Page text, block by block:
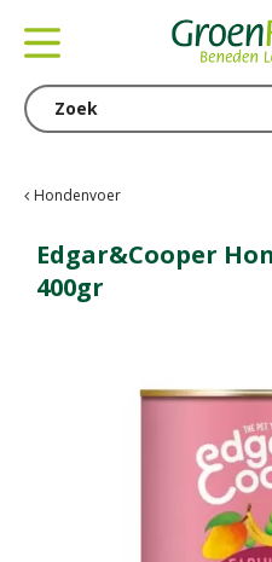
Hondenvoer
Edgar&Cooper
400gr